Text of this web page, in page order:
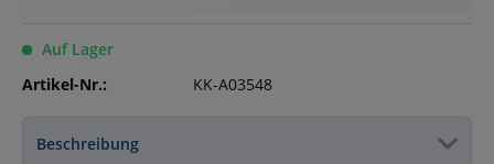
Auf Lager
Artikel-Nr.:
KK-A03548
Beschreibung